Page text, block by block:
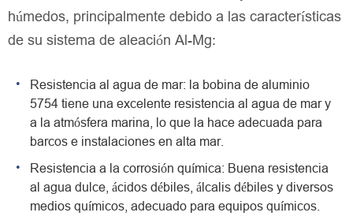
húmedos, principalmente debido a las características
de su sistema de aleación Al-Mg:
Resistencia al agua de mar: la bobina de aluminio
5754 tiene una excelente resistencia al agua de mar y
a la atmósfera marina, lo que la hace adecuada para
barcos e instalaciones en alta mar.
Resistencia a la corrosión química: Buena resistencia
al agua dulce, ácidos débiles, álcalis débiles y diversos
medios químicos, adecuado para equipos químicos.